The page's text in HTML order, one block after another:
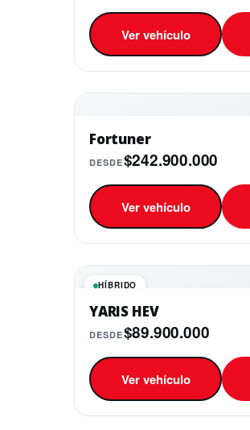
Ver vehículo
Fortuner
DESDE$242.900.000
Ver vehículo
HÍBRIDO
YARIS HEV
DESDE$89.900.000
Ver vehículo